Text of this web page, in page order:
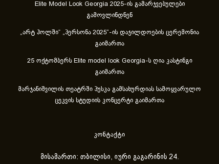
Elite Model Look Georgia 2025-ის გამარჯვებულები
გამოვლინდნენ
„არტ ჰოლში“ „პერსონა 2025“-ის დაჯილდოების ცერემონია
გაიმართა
25 ოქტომბერს Elite model look Georgia-ს ღია კასტინგი
გაიმართა
მარჯანიშვილის თეატრში პუსკა გამსახურდიას სამოყვარულო
ცეკვის სტუდიის კონცერტი გაიმართა
კონტაქტი
მისამართი: თბილისი, იური გაგარინის 24.